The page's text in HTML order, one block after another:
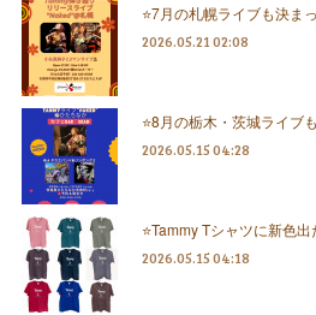
⭐️7月の札幌ライブも決ま
2026.05.21 02:08
⭐️8月の栃木・茨城ライブ
2026.05.15 04:28
⭐️Tammy Tシャツに新色
2026.05.15 04:18